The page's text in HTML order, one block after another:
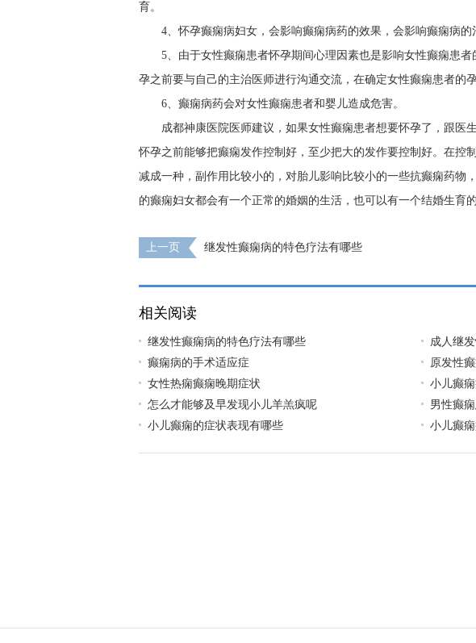
育。
4、怀孕癫痫病妇女，会影响癫痫病药的效果，会影响癫痫病的
5、由于女性癫痫患者怀孕期间心理因素也是影响女性癫痫患
孕之前要与自己的主治医师进行沟通交流，在确定女性癫痫患者的孕
6、癫痫病药会对女性癫痫患者和婴儿造成危害。
成都神康医院医师建议，如果女性癫痫患者想要怀孕了，跟医
怀孕之前能够把癫痫发作控制好，至少把大的发作要控制好。在控
减成一种，副作用比较小的，对胎儿影响比较小的一些抗癫痫药物
的癫痫妇女都会有一个正常的婚姻的生活，也可以有一个结婚生育的
上一页 继发性癫痫病的特色疗法有哪些
相关阅读
继发性癫痫病的特色疗法有哪些
成人继
癫痫病的手术适应症
原发性
女性热痫癫痫晚期症状
小儿癫
怎么才能够及早发现小儿羊羔疯呢
男性癫
小儿癫痫的症状表现有哪些
小儿癫